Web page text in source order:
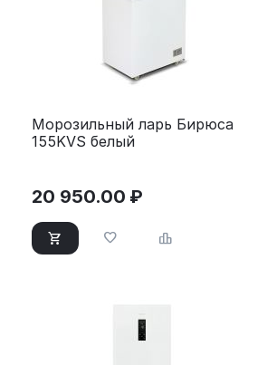
Морозильный ларь Бирюса
155KVS белый
20 950.00 ₽